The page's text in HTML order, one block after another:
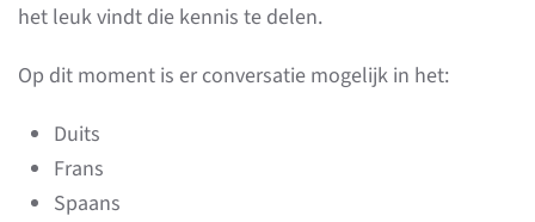
het leuk vindt die kennis te delen.
Op dit moment is er conversatie mogelijk in het:
Duits
Frans
Spaans